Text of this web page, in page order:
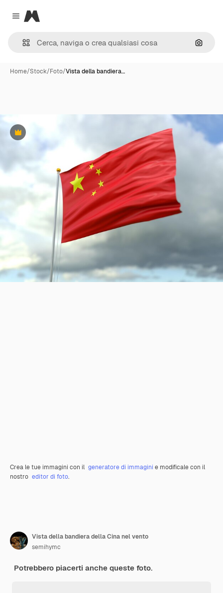
Close menu
Magnific
Cerca
Home/Stock/Foto/Vista della bandiera…
Premium
Crea le tue immagini con il generatore di immagini e modificale con il
nostro editor di foto.
Vista della bandiera della Cina nel vento
semihymc
Potrebbero piacerti anche queste foto.